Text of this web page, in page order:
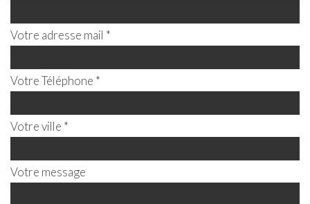
Votre adresse mail *
Votre Téléphone *
Votre ville *
Votre message